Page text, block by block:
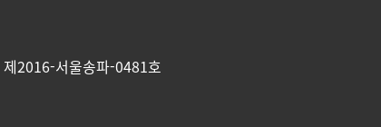
2016-서울송파-0481호